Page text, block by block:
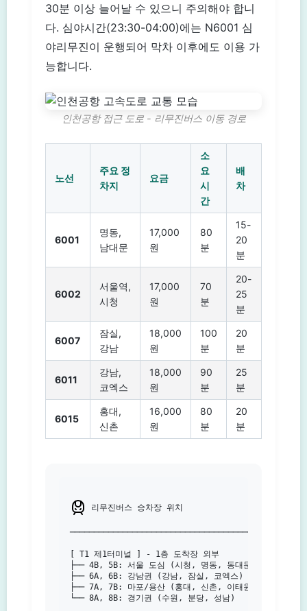
30분 이상 늘어날 수 있으니 주의해야 합니
다. 심야시간(23:30-04:00)에는 N6001 심
야리무진이 운행되어 막차 이후에도 이용 가
능합니다.
인천공항 접근 도로 - 리무진버스 이동 경로
노선
주요 정
차지
요금
소
요
시
간
배
차
6001
명동,
남대문
17,000
원
80
분
15-
20
분
6002
서울역,
시청
17,000
원
70
분
20-
25
분
6007
잠실,
강남
18,000
원
100
분
20
분
6011
강남,
코엑스
18,000
원
90
분
25
분
6015
홍대,
신촌
16,000
원
80
분
20
분
리무진버스 승차장 위치
───────────────────────────────────────
[ T1 제1터미널 ] - 1층 도착장 외부
├── 4B, 5B: 서울 도심 (시청, 명동, 동대문)
├── 6A, 6B: 강남권 (강남, 잠실, 코엑스)
├── 7A, 7B: 마포/용산 (홍대, 신촌, 이태원)
└── 8A, 8B: 경기권 (수원, 분당, 성남)